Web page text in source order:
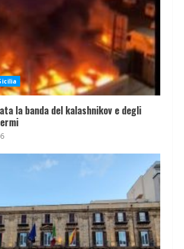
la banda del kalashnikov e degli